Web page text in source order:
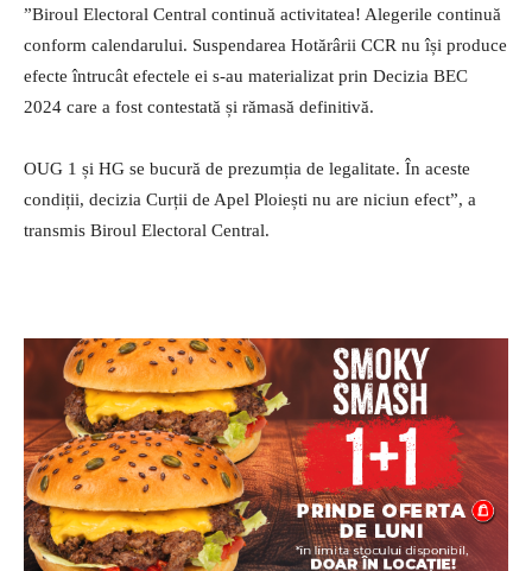
”Biroul Electoral Central continuă activitatea! Alegerile continuă
conform calendarului. Suspendarea Hotărârii CCR nu își produce
efecte întrucât efectele ei s-au materializat prin Decizia BEC
2024 care a fost contestată și rămasă definitivă.
OUG 1 și HG se bucură de prezumția de legalitate. În aceste
condiții, decizia Curții de Apel Ploiești nu are niciun efect”, a
transmis Biroul Electoral Central.